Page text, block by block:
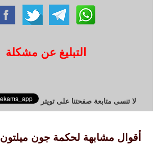
التبليغ عن مشكلة
لا تنسى متابعة صفحتنا على تويتر
أقوال مشابهة لحكمة جون ميلتون